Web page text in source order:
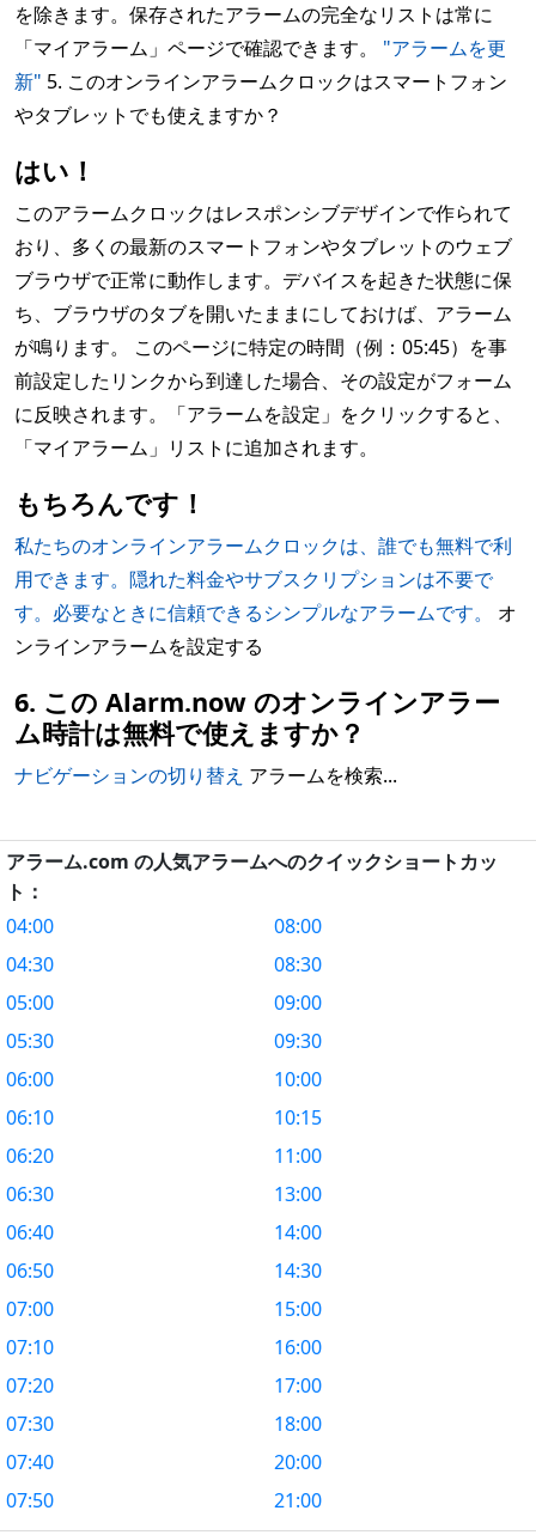
を除きます。保存されたアラームの完全なリストは常に
「マイアラーム」ページで確認できます。 "アラームを更
新" 5. このオンラインアラームクロックはスマートフォン
やタブレットでも使えますか？
はい！
このアラームクロックはレスポンシブデザインで作られて
おり、多くの最新のスマートフォンやタブレットのウェブ
ブラウザで正常に動作します。デバイスを起きた状態に保
ち、ブラウザのタブを開いたままにしておけば、アラーム
が鳴ります。 このページに特定の時間（例：05:45）を事
前設定したリンクから到達した場合、その設定がフォーム
に反映されます。「アラームを設定」をクリックすると、
「マイアラーム」リストに追加されます。
もちろんです！
私たちのオンラインアラームクロックは、誰でも無料で利
用できます。隠れた料金やサブスクリプションは不要で
す。必要なときに信頼できるシンプルなアラームです。
オ
ンラインアラームを設定する
6. この Alarm.now のオンラインアラー
ム時計は無料で使えますか？
ナビゲーションの切り替え アラームを検索...
アラーム.com の人気アラームへのクイックショートカッ
ト：
04:00
04:30
05:00
05:30
06:00
06:10
06:20
06:30
06:40
06:50
07:00
07:10
07:20
07:30
07:40
07:50
08:00
08:30
09:00
09:30
10:00
10:15
11:00
13:00
14:00
14:30
15:00
16:00
17:00
18:00
20:00
21:00